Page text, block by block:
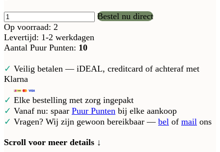
Bestel nu direct
Op voorraad: 2
Levertijd: 1-2 werkdagen
Aantal Puur Punten: 10
✓ Veilig betalen — iDEAL, creditcard of achteraf met
Klarna
✓ Elke bestelling met zorg ingepakt
✓ Vanaf nu: spaar Puur Punten bij elke aankoop
✓ Vragen? Wij zijn gewoon bereikbaar — bel of mail ons
Scroll voor meer details ↓